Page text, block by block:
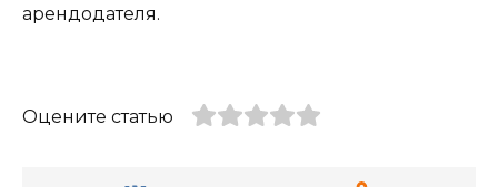
арендодателя.
Оцените статью